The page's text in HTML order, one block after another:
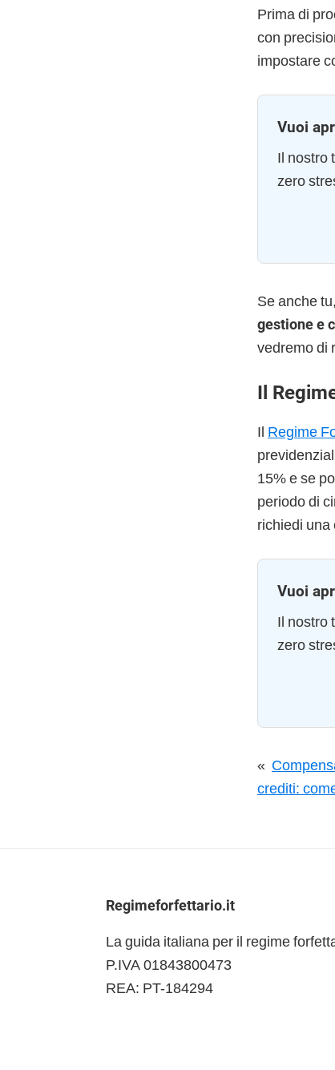
Prima di
con
impostare
Vuoi
Il nostro
zero
Se anche
gestione e
vedremo di
Il
Il Regime
15% e se
periodo di
richiedi una
Vuoi
Il nostro
zero
«
crediti:
Regimeforfettario.it
La guida italiana per il regime
P.IVA 01843800473
REA: PT-184294